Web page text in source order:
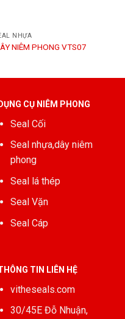
NHỰA
NIÊM PHONG VTS07
CỤ NIÊM PHONG
Seal Cối
Seal nhựa,dây niêm
phong
Seal lá thép
Seal Vặn
Seal Cáp
TIN LIÊN HỆ
vitheseals.com
30/45E Đỗ Nhuận,